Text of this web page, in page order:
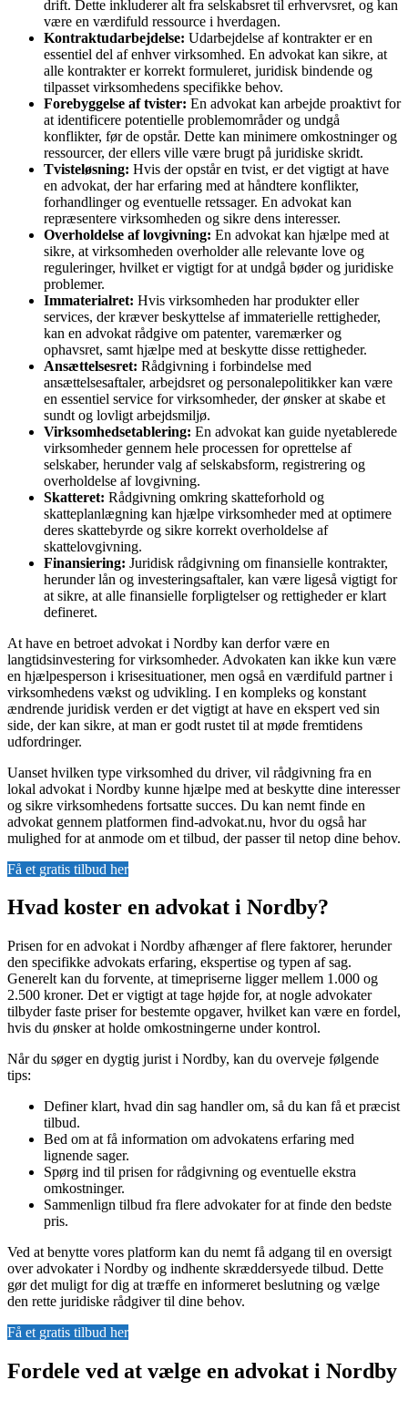
drift. Dette inkluderer alt fra selskabsret til erhvervsret, og kan
være en værdifuld ressource i hverdagen.
Kontraktudarbejdelse: Udarbejdelse af kontrakter er en
essentiel del af enhver virksomhed. En advokat kan sikre, at
alle kontrakter er korrekt formuleret, juridisk bindende og
tilpasset virksomhedens specifikke behov.
Forebyggelse af tvister: En advokat kan arbejde proaktivt for
at identificere potentielle problemområder og undgå
konflikter, før de opstår. Dette kan minimere omkostninger og
ressourcer, der ellers ville være brugt på juridiske skridt.
Tvisteløsning: Hvis der opstår en tvist, er det vigtigt at have
en advokat, der har erfaring med at håndtere konflikter,
forhandlinger og eventuelle retssager. En advokat kan
repræsentere virksomheden og sikre dens interesser.
Overholdelse af lovgivning: En advokat kan hjælpe med at
sikre, at virksomheden overholder alle relevante love og
reguleringer, hvilket er vigtigt for at undgå bøder og juridiske
problemer.
Immaterialret: Hvis virksomheden har produkter eller
services, der kræver beskyttelse af immaterielle rettigheder,
kan en advokat rådgive om patenter, varemærker og
ophavsret, samt hjælpe med at beskytte disse rettigheder.
Ansættelsesret: Rådgivning i forbindelse med
ansættelsesaftaler, arbejdsret og personalepolitikker kan være
en essentiel service for virksomheder, der ønsker at skabe et
sundt og lovligt arbejdsmiljø.
Virksomhedsetablering: En advokat kan guide nyetablerede
virksomheder gennem hele processen for oprettelse af
selskaber, herunder valg af selskabsform, registrering og
overholdelse af lovgivning.
Skatteret: Rådgivning omkring skatteforhold og
skatteplanlægning kan hjælpe virksomheder med at optimere
deres skattebyrde og sikre korrekt overholdelse af
skattelovgivning.
Finansiering: Juridisk rådgivning om finansielle kontrakter,
herunder lån og investeringsaftaler, kan være ligeså vigtigt for
at sikre, at alle finansielle forpligtelser og rettigheder er klart
defineret.
At have en betroet advokat i Nordby kan derfor være en
langtidsinvestering for virksomheder. Advokaten kan ikke kun være
en hjælpesperson i krisesituationer, men også en værdifuld partner i
virksomhedens vækst og udvikling. I en kompleks og konstant
ændrende juridisk verden er det vigtigt at have en ekspert ved sin
side, der kan sikre, at man er godt rustet til at møde fremtidens
udfordringer.
Uanset hvilken type virksomhed du driver, vil rådgivning fra en
lokal advokat i Nordby kunne hjælpe med at beskytte dine interesser
og sikre virksomhedens fortsatte succes. Du kan nemt finde en
advokat gennem platformen find-advokat.nu, hvor du også har
mulighed for at anmode om et tilbud, der passer til netop dine behov.
Få et gratis tilbud her
Hvad koster en advokat i Nordby?
Prisen for en advokat i Nordby afhænger af flere faktorer, herunder
den specifikke advokats erfaring, ekspertise og typen af sag.
Generelt kan du forvente, at timepriserne ligger mellem 1.000 og
2.500 kroner. Det er vigtigt at tage højde for, at nogle advokater
tilbyder faste priser for bestemte opgaver, hvilket kan være en fordel,
hvis du ønsker at holde omkostningerne under kontrol.
Når du søger en dygtig jurist i Nordby, kan du overveje følgende
tips:
Definer klart, hvad din sag handler om, så du kan få et præcist
tilbud.
Bed om at få information om advokatens erfaring med
lignende sager.
Spørg ind til prisen for rådgivning og eventuelle ekstra
omkostninger.
Sammenlign tilbud fra flere advokater for at finde den bedste
pris.
Ved at benytte vores platform kan du nemt få adgang til en oversigt
over advokater i Nordby og indhente skræddersyede tilbud. Dette
gør det muligt for dig at træffe en informeret beslutning og vælge
den rette juridiske rådgiver til dine behov.
Få et gratis tilbud her
Fordele ved at vælge en advokat i Nordby